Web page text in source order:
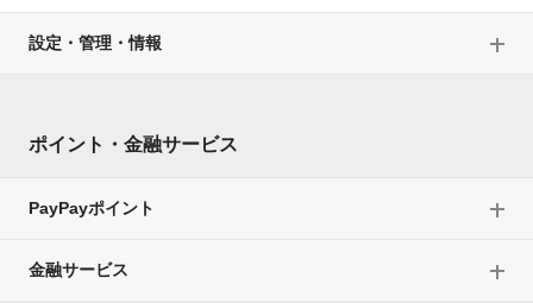
設定・管理・情報
ポイント・金融サービス
PayPayポイント
金融サービス